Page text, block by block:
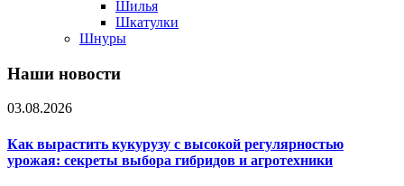
Шилья
Шкатулки
Шнуры
Наши новости
03.08.2026
Как вырастить кукурузу с высокой регулярностью
урожая: секреты выбора гибридов и агротехники